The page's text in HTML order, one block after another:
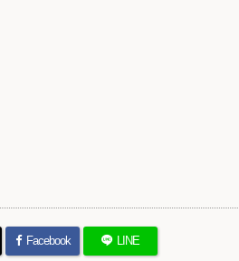
Facebook LINE